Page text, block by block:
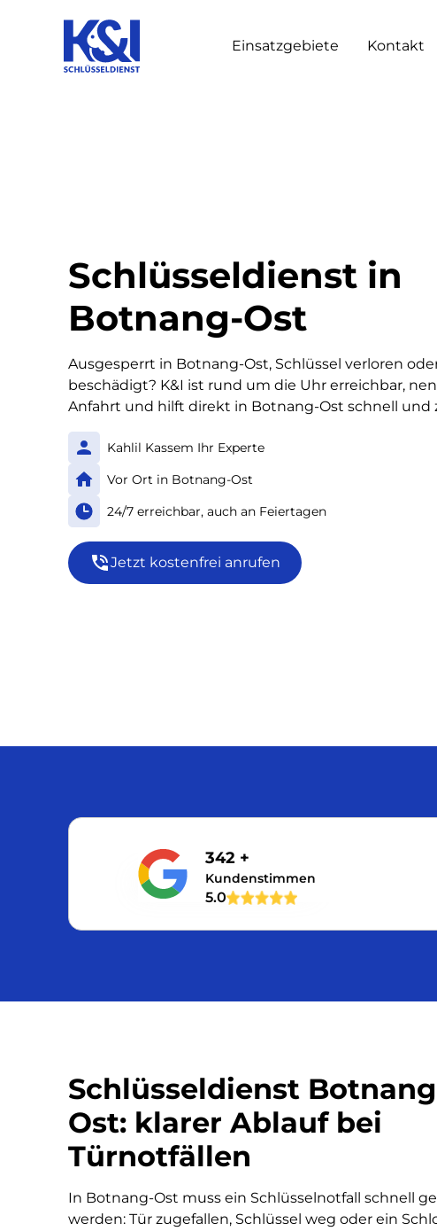
Einsatzgebiete Kontakt
Schlüsseldienst in
Botnang-Ost
Ausgesperrt in Botnang-Ost, Schlüssel verloren
beschädigt? K&I ist rund um die Uhr erreichbar,
Anfahrt und hilft direkt in Botnang-Ost schnell und
Kahlil Kassem Ihr Experte
Vor Ort in Botnang-Ost
24/7 erreichbar, auch an Feiertagen
Jetzt kostenfrei anrufen
342 +
Kundenstimmen
5.0
Schlüsseldienst
Ost: klarer Ablauf bei
Türnotfällen
In Botnang-Ost muss ein Schlüsselnotfall schnell
werden: Tür zugefallen, Schlüssel weg oder ein